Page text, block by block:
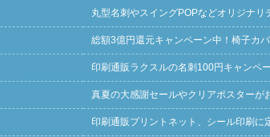
丸型名刺やスイングPOPなどオリジナ
総額3億円還元キャンペーン中！椅子カ
印刷通販ラクスルの名刺100円キャンペ
真夏の大感謝セールやクリアポスターが
印刷通販プリントネット、シール印刷